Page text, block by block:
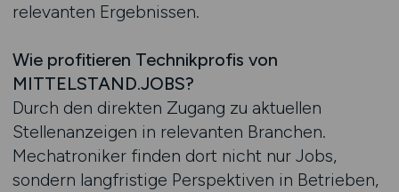
relevanten Ergebnissen.
Wie profitieren Technikprofis von
MITTELSTAND.JOBS?
Durch den direkten Zugang zu aktuellen
Stellenanzeigen in relevanten Branchen.
Mechatroniker finden dort nicht nur Jobs,
sondern langfristige Perspektiven in Betrieben,